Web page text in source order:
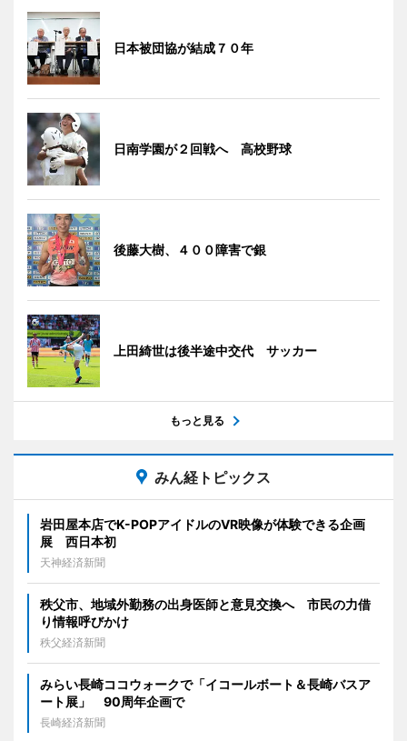
日本被団協が結成７０年
日南学園が２回戦へ 高校野球
後藤大樹、４００障害で銀
上田綺世は後半途中交代 サッカー
もっと見る
みん経トピックス
岩田屋本店でK-POPアイドルのVR映像が体験できる企画
展 西日本初
天神経済新聞
秩父市、地域外勤務の出身医師と意見交換へ 市民の力借
り情報呼びかけ
秩父経済新聞
みらい長崎ココウォークで「イコールボート＆長崎バスア
ート展」 90周年企画で
長崎経済新聞